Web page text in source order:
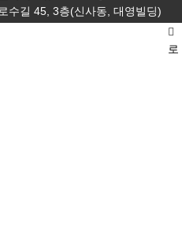
수길 45, 3층(신사동, 대영빌딩)
로